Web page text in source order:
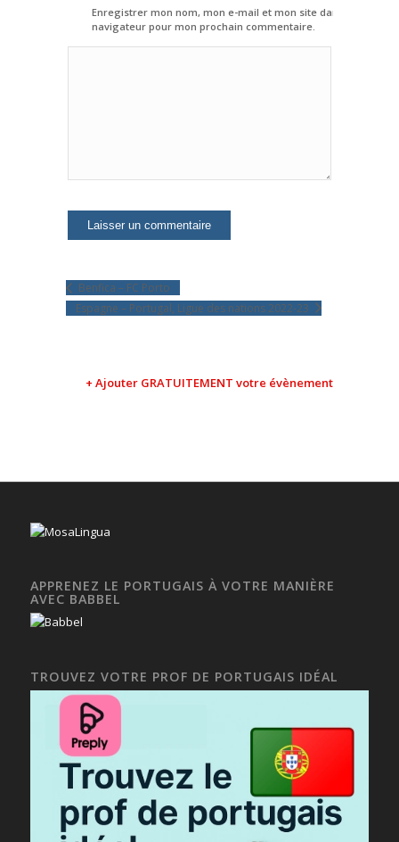
Enregistrer mon nom, mon e-mail et mon site dans le
navigateur pour mon prochain commentaire.
Benfica – FC Porto
Espagne – Portugal, Ligue des nations 2022-23
+ Ajouter GRATUITEMENT votre évènement
APPRENEZ LE PORTUGAIS À VOTRE MANIÈRE
AVEC BABBEL
TROUVEZ VOTRE PROF DE PORTUGAIS IDÉAL